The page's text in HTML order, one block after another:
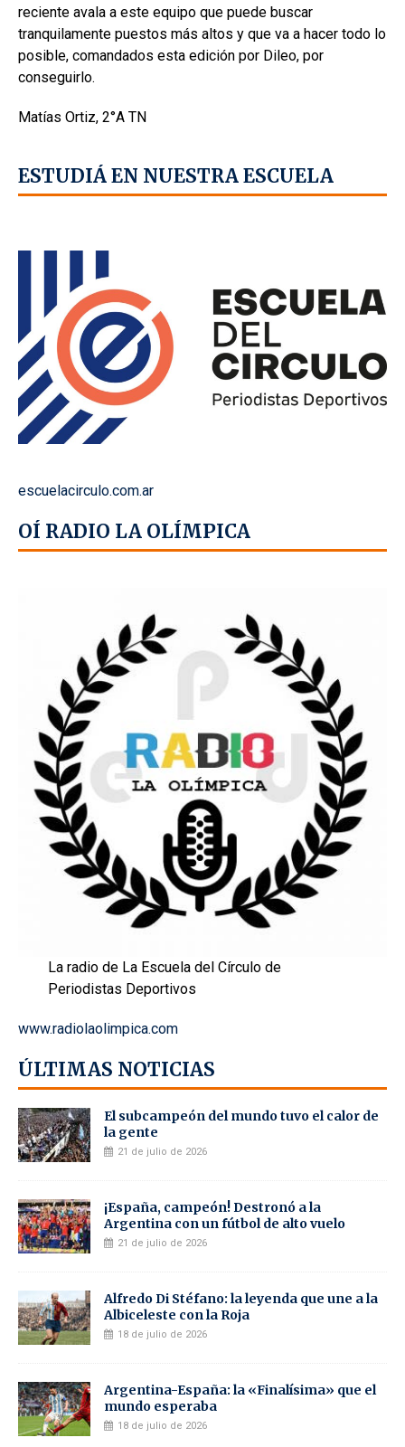
reciente avala a este equipo que puede buscar
tranquilamente puestos más altos y que va a hacer todo lo
posible, comandados esta edición por Dileo, por
conseguirlo.
Matías Ortiz, 2°A TN
ESTUDIÁ EN NUESTRA ESCUELA
escuelacirculo.com.ar
OÍ RADIO LA OLÍMPICA
La radio de La Escuela del Círculo de
Periodistas Deportivos
www.radiolaolimpica.com
ÚLTIMAS NOTICIAS
El subcampeón del mundo tuvo el calor de
la gente
21 de julio de 2026
¡España, campeón! Destronó a la
Argentina con un fútbol de alto vuelo
21 de julio de 2026
Alfredo Di Stéfano: la leyenda que une a la
Albiceleste con la Roja
18 de julio de 2026
Argentina-España: la «Finalísima» que el
mundo esperaba
18 de julio de 2026